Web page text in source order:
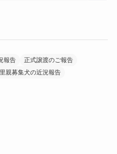
報告
正式譲渡のご報告
里親募集犬の近況報告